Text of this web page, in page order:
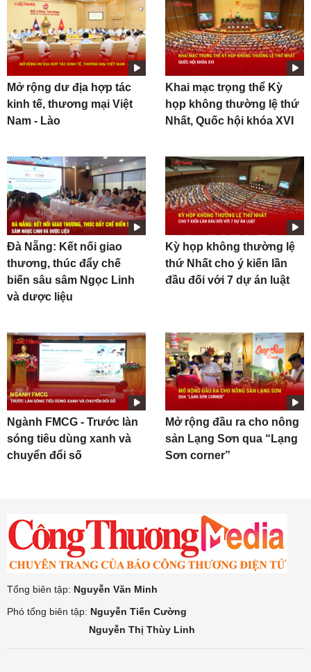
Mở rộng dư địa hợp tác
kinh tế, thương mại Việt
Nam - Lào
Khai mạc trọng thể Kỳ
họp không thường lệ thứ
Nhất, Quốc hội khóa XVI
Đà Nẵng: Kết nối giao
thương, thúc đẩy chế
biến sâu sâm Ngọc Linh
và dược liệu
Kỳ họp không thường lệ
thứ Nhất cho ý kiến lần
đầu đối với 7 dự án luật
Ngành FMCG - Trước làn
sóng tiêu dùng xanh và
chuyển đổi số
Mở rộng đầu ra cho nông
sản Lạng Sơn qua “Lạng
Sơn corner”
Tổng biên tập: Nguyễn Văn Minh
Phó tổng biên tập: Nguyễn Tiến Cường
Nguyễn Thị Thùy Linh